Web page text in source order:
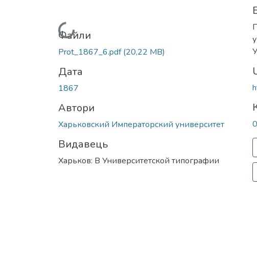
Вантажиться...
Файли
Prot_1867_6.pdf(20,22 MB)
Дата
1867
Автори
Харьковский Императорский университет
Видавець
Харьков: В Университетской типографии